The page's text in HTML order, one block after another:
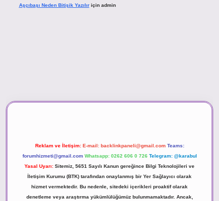
Aşçıbaşı Neden Bitişik Yazılıriçin admin
Reklam ve İletişim: E-mail: backlinkpaneli@gmail.com Teams:
forumhizmeti@gmail.com Whatsapp: 0262 606 0 726 Telegram: @karabul
Yasal Uyarı: Sitemiz, 5651 Sayılı Kanun gereğince Bilgi Teknolojileri ve
İletişim Kurumu (BTK) tarafından onaylanmış bir Yer Sağlayıcı olarak
hizmet vermektedir. Bu nedenle, sitedeki içerikleri proaktif olarak
denetleme veya araştırma yükümlülüğümüz bulunmamaktadır. Ancak,